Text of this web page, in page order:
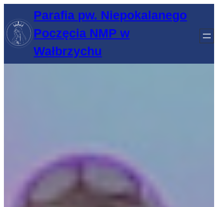
treści
Parafia pw. Niepokalanego
Poczęcia NMP w
Wałbrzychu